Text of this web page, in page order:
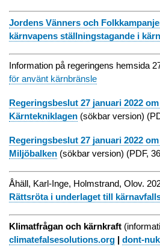
Jordens Vänners och
kärnvapens ställningstagande i
Information på regeringens hemsida
för använt kärnbränsle
Regeringsbeslut 27 januari 2022
Kärntekniklagen (sökbar version)
Regeringsbeslut 27 januari 2022
Miljöbalken (sökbar version) (PDF,
Åhäll, Karl-Inge, Holmstrand, Olov.
Rättsröta i underlaget till
Klimatfrågan och kärnkraft
climatefalsesolutions.org | dont-